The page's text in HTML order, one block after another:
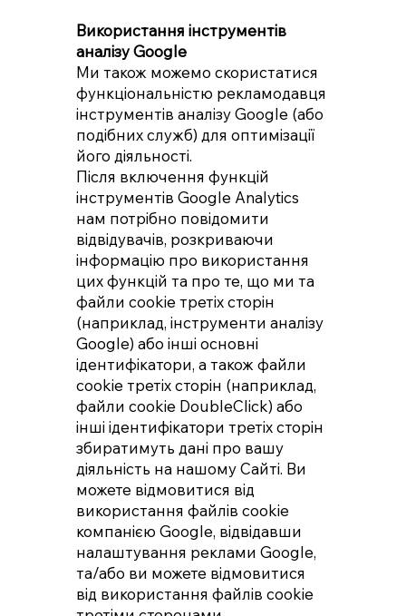
Використання інструментів
аналізу Google
Ми також можемо скористатися
функціональністю рекламодавця
інструментів аналізу Google (або
подібних служб) для оптимізації
його діяльності.
Після включення функцій
інструментів Google Analytics
нам потрібно повідомити
відвідувачів, розкриваючи
інформацію про використання
цих функцій та про те, що ми та
файли cookie третіх сторін
(наприклад, інструменти аналізу
Google) або інші основні
ідентифікатори, а також файли
cookie третіх сторін (наприклад,
файли cookie DoubleClick) або
інші ідентифікатори третіх сторін
збиратимуть дані про вашу
діяльність на нашому Сайті. Ви
можете відмовитися від
використання файлів cookie
компанією Google, відвідавши
налаштування реклами Google,
та/або ви можете відмовитися
від використання файлів cookie